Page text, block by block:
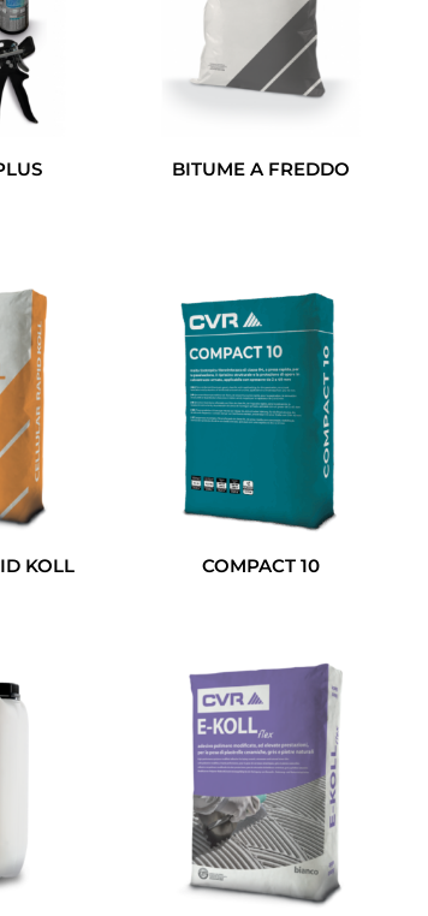
BITUME A FREDDO
KOLL COMPACT 10